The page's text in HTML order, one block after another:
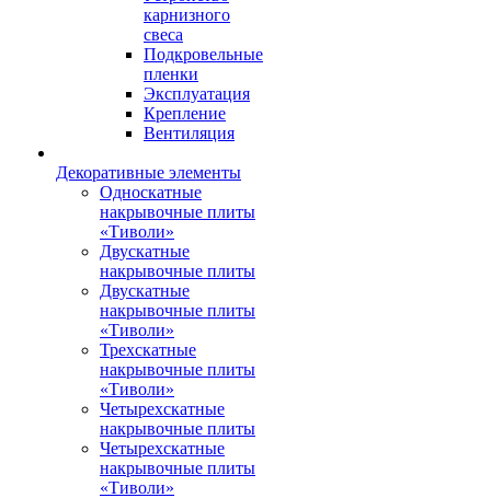
карнизного
свеса
Подкровельные
пленки
Эксплуатация
Крепление
Вентиляция
Декоративные элементы
Односкатные
накрывочные плиты
«Тиволи»
Двускатные
накрывочные плиты
Двускатные
накрывочные плиты
«Тиволи»
Трехскатные
накрывочные плиты
«Тиволи»
Четырехскатные
накрывочные плиты
Четырехскатные
накрывочные плиты
«Тиволи»